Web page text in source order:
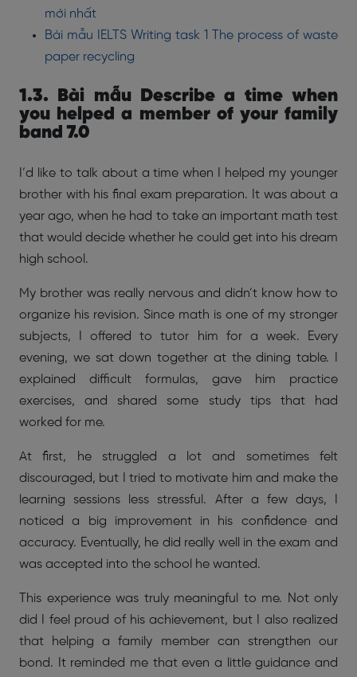
mới nhất
Bài mẫu IELTS Writing task 1 The process of waste
paper recycling
1.3. Bài mẫu Describe a time when
you helped a member of your family
band 7.0
I’d like to talk about a time when I helped my younger
brother with his final exam preparation. It was about a
year ago, when he had to take an important math test
that would decide whether he could get into his dream
high school.
My brother was really nervous and didn’t know how to
organize his revision. Since math is one of my stronger
subjects, I offered to tutor him for a week. Every
evening, we sat down together at the dining table. I
explained difficult formulas, gave him practice
exercises, and shared some study tips that had
worked for me.
At first, he struggled a lot and sometimes felt
discouraged, but I tried to motivate him and make the
learning sessions less stressful. After a few days, I
noticed a big improvement in his confidence and
accuracy. Eventually, he did really well in the exam and
was accepted into the school he wanted.
This experience was truly meaningful to me. Not only
did I feel proud of his achievement, but I also realized
that helping a family member can strengthen our
bond. It reminded me that even a little guidance and